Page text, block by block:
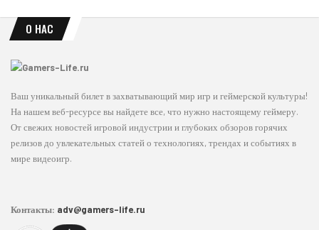
О НАС
Ваш уникальный билет в захватывающий мир игр и геймерской культуры!
На нашем веб-ресурсе вы найдете все, что нужно настоящему геймеру.
От свежих новостей игровой индустрии и глубоких обзоров горячих
релизов до увлекательных статей о технологиях, трендах и событиях в
мире видеоигр.
Контакты: adv@gamers-life.ru